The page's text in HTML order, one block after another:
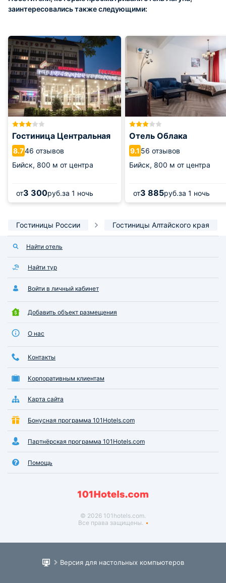
заинтересовались также следующими:
Гостиница Центральная
8.746 отзывов
Бийск, 800 м от центра
от3 300руб.за 1 ночь
Отель Облака
9.1 56 отзывов
Бийск, 800 м от центра
от3 885руб.за 1 ночь
Гостиницы России Гостиницы Алтайского края
Найти отель
Найти тур
Войти в личный кабинет
Добавить объект размещения
О нас
Контакты
Корпоративным клиентам
Карта сайта
Бонусная программа 101Hotels.com
Партнёрская программа 101Hotels.com
Помощь
© 2026 101hotels.com.
Все права защищены.
Версия для настольных компьютеров